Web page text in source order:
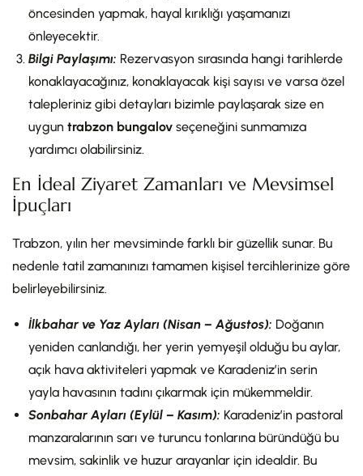
öncesinden yapmak, hayal kırıklığı yaşamanızı
önleyecektir.
Bilgi Paylaşımı: Rezervasyon sırasında hangi tarihlerde
konaklayacağınız, konaklayacak kişi sayısı ve varsa özel
talepleriniz gibi detayları bizimle paylaşarak size en
uygun trabzon bungalov seçeneğini sunmamıza
yardımcı olabilirsiniz.
En İdeal Ziyaret Zamanları ve Mevsimsel
İpuçları
Trabzon, yılın her mevsiminde farklı bir güzellik sunar. Bu
nedenle tatil zamanınızı tamamen kişisel tercihlerinize göre
belirleyebilirsiniz.
İlkbahar ve Yaz Ayları (Nisan – Ağustos): Doğanın
yeniden canlandığı, her yerin yemyeşil olduğu bu aylar,
açık hava aktiviteleri yapmak ve Karadeniz’in serin
yayla havasının tadını çıkarmak için mükemmeldir.
Sonbahar Ayları (Eylül – Kasım): Karadeniz’in pastoral
manzaralarının sarı ve turuncu tonlarına büründüğü bu
mevsim, sakinlik ve huzur arayanlar için idealdir. Bu